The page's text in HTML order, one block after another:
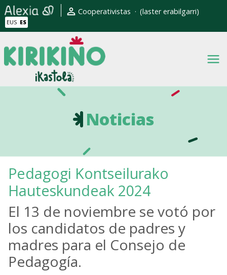
Pasar al contenido principalErabiltzaile kontuaren
Cooperativistas (laster erabilgarri)
EUS ES
Noticias
Pedagogi Kontseilurako
Hauteskundeak 2024
El 13 de noviembre se votó por
los candidatos de padres y
madres para el Consejo de
Pedagogía.